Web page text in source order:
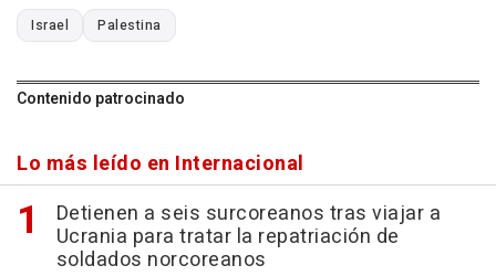
Israel Palestina
Contenido patrocinado
Lo más leído en Internacional
Detienen a seis surcoreanos tras viajar a
Ucrania para tratar la repatriación de
soldados norcoreanos